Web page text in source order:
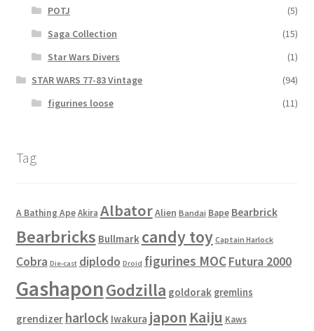
POTJ
(5)
Saga Collection
(15)
Star Wars Divers
(1)
STAR WARS 77-83 Vintage
(94)
figurines loose
(11)
Tag
A Bathing Ape Akira AlbatorAlien Bandai Bape Bearbrick
Bearbricks Bullmark candy toy Captain Harlock
Cobra Die-cast diplodo Droid figurines MOCFutura 2000
GashaponGodzilla goldorak gremlins
grendizer harlock Iwakura japon Kaiju Kaws